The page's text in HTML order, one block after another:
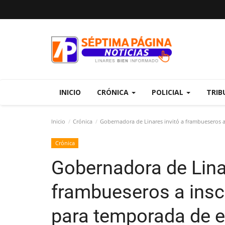
INICIO CRÓNICA POLICIAL
Inicio Crónica Gobernadora de Linares invitó a frambueseros
Crónica
Gobernadora de
frambueseros a
para temporada de